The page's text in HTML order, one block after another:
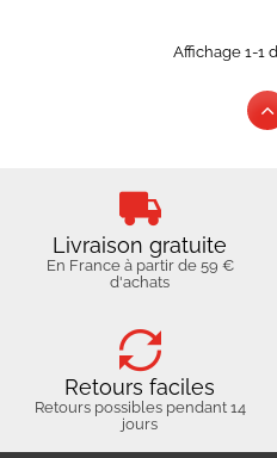
Affichage 1-1
Livraison gratuite
En France à partir de 59 €
d'achats
Retours faciles
Retours possibles pendant 14
jours